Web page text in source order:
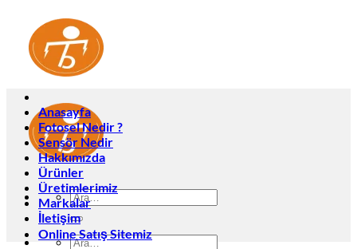
Ara:
Ara:
Anasayfa
Fotosel Nedir ?
Sensör Nedir
Hakkımızda
Ürünler
Üretimlerimiz
Markalar
İletişim
Online Satış Sitemiz